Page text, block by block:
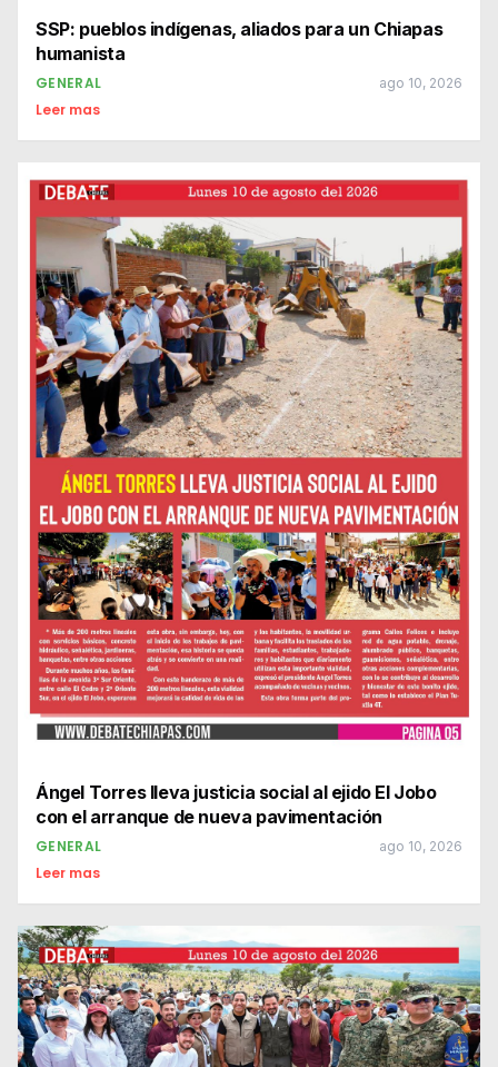
SSP: pueblos indígenas, aliados para un Chiapas
humanista
GENERAL ago 10, 2026
Leer mas
Ángel Torres lleva justicia social al ejido El Jobo
con el arranque de nueva pavimentación
GENERAL ago 10, 2026
Leer mas